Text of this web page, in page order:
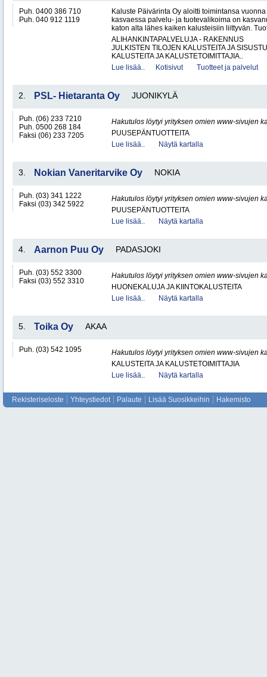
Puh. 0400 386 710
Puh. 040 912 1119
Kaluste Päivärinta Oy aloitti toimintansa
kasvaessa palvelu- ja tuotevalikoima on
katon alta lähes kaiken kalusteisiin liittyvän.
ALIHANKINTAPALVELUJA - RAKENNUS
JULKISTEN TILOJEN KALUSTEITA JA
KALUSTEITA JA KALUSTETOIMITTAJIA..
Lue lisää..
Kotisivut Tuotteet ja palvelut
2. PSL- Hietaranta Oy JUONIKYLÄ
Puh. (06) 233 7210
Puh. 0500 268 184
Faksi (06) 233 7205
Hakutulos löytyi yrityksen omien www-sivujen
PUUSEPÄNTUOTTEITA
Lue lisää..
Näytä kartalla
3. Nokian Vaneritarvike Oy NOKIA
Puh. (03) 341 1222
Faksi (03) 342 5922
Hakutulos löytyi yrityksen omien www-sivujen
PUUSEPÄNTUOTTEITA
Lue lisää..
Näytä kartalla
4. Aarnon Puu Oy PADASJOKI
Puh. (03) 552 3300
Faksi (03) 552 3310
Hakutulos löytyi yrityksen omien www-sivujen
HUONEKALUJA JA KIINTOKALUSTEITA
Lue lisää..
Näytä kartalla
5. Toika Oy AKAA
Puh. (03) 542 1095
Hakutulos löytyi yrityksen omien www-sivujen
KALUSTEITA JA KALUSTETOIMITTAJIA
Lue lisää..
Näytä kartalla
Rekisteriseloste Yhteystiedot Palaute Lisää Suosikkeihin Hakemisto